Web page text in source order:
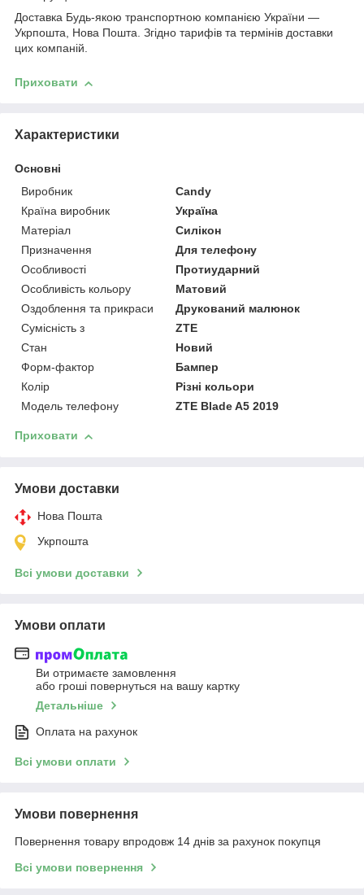
Доставка Будь-якою транспортною компанією України ―
Укрпошта, Нова Пошта. Згідно тарифів та термінів доставки
цих компаній.
Приховати
Характеристики
Основні
Виробник
Candy
Країна виробник
Україна
Матеріал
Силікон
Призначення
Для телефону
Особливості
Протиударний
Особливість кольору
Матовий
Оздоблення та прикраси
Друкований малюнок
Сумісність з
ZTE
Стан
Новий
Форм-фактор
Бампер
Колір
Різні кольори
Модель телефону
ZTE Blade A5 2019
Приховати
Умови доставки
Нова Пошта
Укрпошта
Всі умови доставки
Умови оплати
Ви отримаєте замовлення
або гроші повернуться на вашу картку
Детальніше
Оплата на рахунок
Всі умови оплати
Умови повернення
Повернення товару впродовж 14 днів за рахунок покупця
Всі умови повернення